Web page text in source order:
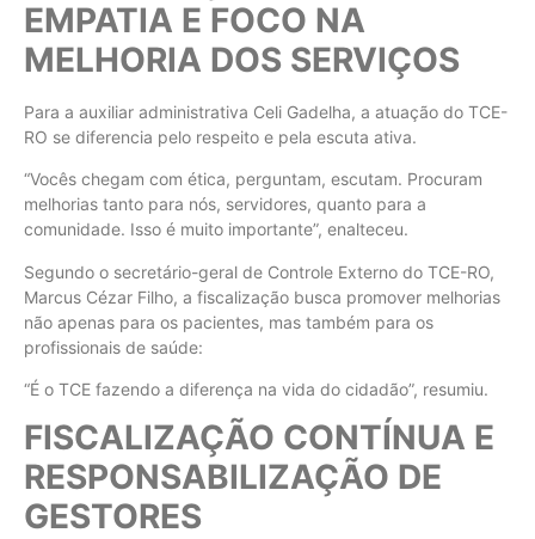
EMPATIA E FOCO NA
MELHORIA DOS SERVIÇOS
Para a auxiliar administrativa Celi Gadelha, a atuação do TCE-
RO se diferencia pelo respeito e pela escuta ativa.
“Vocês chegam com ética, perguntam, escutam. Procuram
melhorias tanto para nós, servidores, quanto para a
comunidade. Isso é muito importante”, enalteceu.
Segundo o secretário-geral de Controle Externo do TCE-RO,
Marcus Cézar Filho, a fiscalização busca promover melhorias
não apenas para os pacientes, mas também para os
profissionais de saúde:
“É o TCE fazendo a diferença na vida do cidadão”, resumiu.
FISCALIZAÇÃO CONTÍNUA E
RESPONSABILIZAÇÃO DE
GESTORES